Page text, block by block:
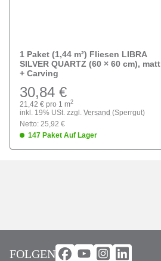
1 Paket (1,44 m²) Fliesen LIBRA
SILVER QUARTZ (60 × 60 cm), matt
+ Carving
30,84 €
21,42 € pro 1 m2
inkl. 19% USt. zzgl. Versand (Sperrgut)
Netto: 25,92 €
147 Paket Auf Lager
FOLGEN